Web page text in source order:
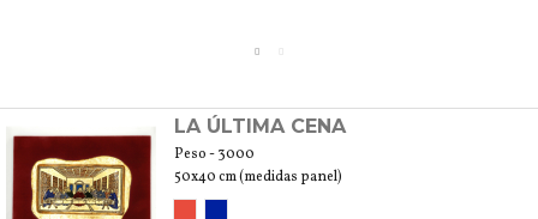
LA ÚLTIMA CENA
Peso - 3000
50x40 cm (medidas panel)